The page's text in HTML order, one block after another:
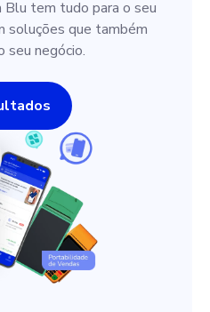
Blu tem tudo para o seu
soluções que também
seu negócio.